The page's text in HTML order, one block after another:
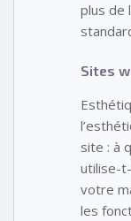
plus de
Sites
site : à
utilise-
votre
les